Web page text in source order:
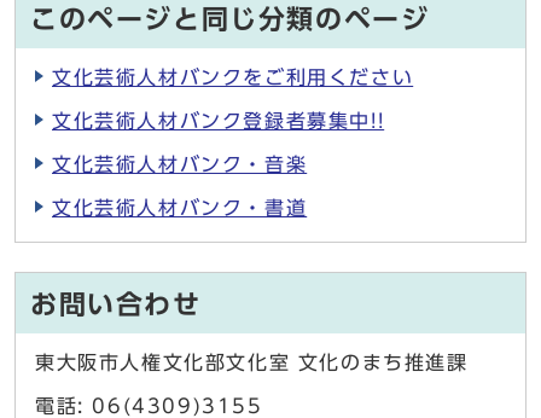
このページと同じ分類のページ
文化芸術人材バンクをご利用ください
文化芸術人材バンク登録者募集中!!
文化芸術人材バンク・音楽
文化芸術人材バンク・書道
お問い合わせ
東大阪市人権文化部文化室 文化のまち推進課
電話: 06(4309)3155